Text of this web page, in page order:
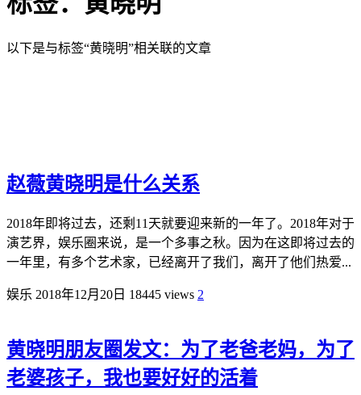
以下是与标签“黄晓明”相关联的文章
赵薇黄晓明是什么关系
2018年即将过去，还剩11天就要迎来新的一年了。2018年对于
演艺界，娱乐圈来说，是一个多事之秋。因为在这即将过去的
一年里，有多个艺术家，已经离开了我们，离开了他们热爱...
娱乐 2018年12月20日 18445 views 2
黄晓明朋友圈发文：为了老爸老妈，为了
老婆孩子，我也要好好的活着